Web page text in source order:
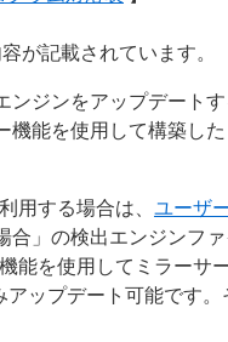
が記載されています。
ンジンをアップデート
機能を使用して構築し
用する場合は、 ユーザ
合」の検出エンジンフ
能を使用してミラーサ
アップデート可能です